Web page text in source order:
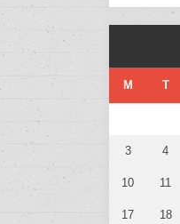
M T
3 4
10 11
17 18